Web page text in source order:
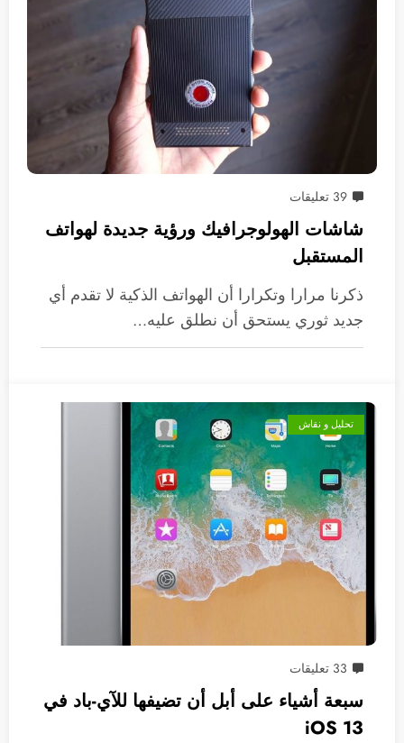
39 تعليقات
شاشات الهولوجرافيك ورؤية جديدة لهواتف
المستقبل
ذكرنا مرارا وتكرارا أن الهواتف الذكية لا تقدم أي
جديد ثوري يستحق أن نطلق عليه…
تحليل و نقاش
33 تعليقات
سبعة أشياء على أبل أن تضيفها للآي-باد في
iOS 13